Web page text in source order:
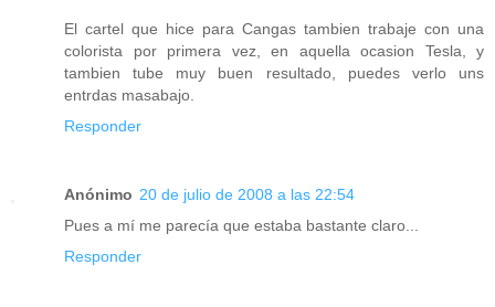
El cartel que hice para Cangas tambien trabaje con una
colorista por primera vez, en aquella ocasion Tesla, y
tambien tube muy buen resultado, puedes verlo uns
entrdas masabajo.
Responder
Anónimo 20 de julio de 2008 a las 22:54
Pues a mí me parecía que estaba bastante claro...
Responder